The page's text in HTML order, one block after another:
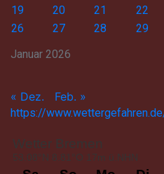
Januar 2026
19
20 21 22
26
27 28 29
« Dez. Feb. »
https://